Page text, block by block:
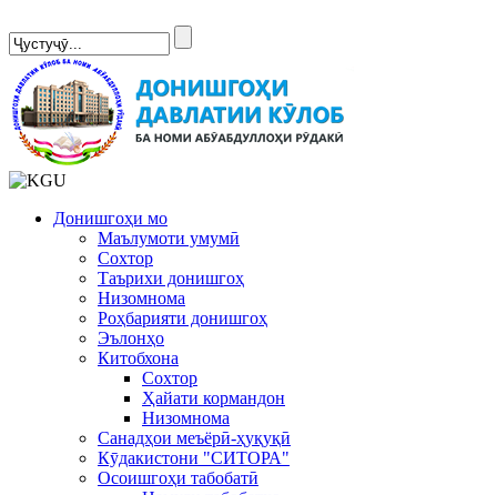
Донишгоҳи мо
Маълумоти умумӣ
Сохтор
Таърихи донишгоҳ
Низомнома
Роҳбарияти донишгоҳ
Эълонҳо
Китобхона
Сохтор
Ҳайати кормандон
Низомнома
Санадҳои меъёрӣ-ҳуқуқӣ
Кӯдакистони "СИТОРА"
Осоишгоҳи табобатӣ